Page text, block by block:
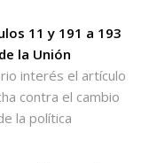
11 y 191 a 193
la Unión
interés el artículo
contra el cambio
la política